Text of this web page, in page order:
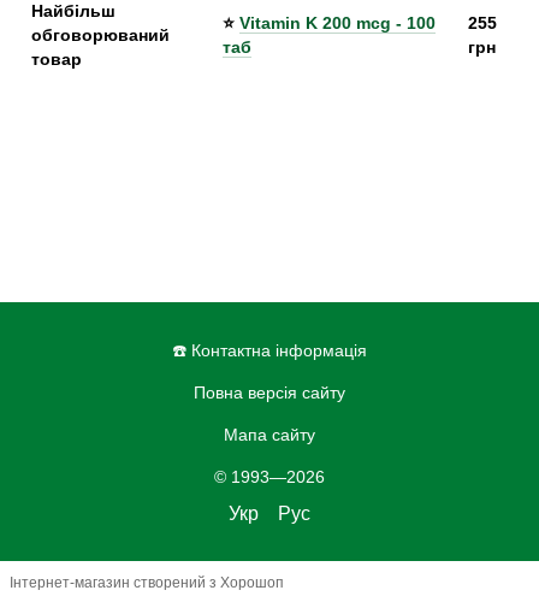
Найбільш
обговорюваний
товар
⭐ Vitamin K 200 mcg - 100
таб
255
грн
☎️ Контактна інформація
Повна версія сайту
Мапа сайту
© 1993—2026
Укр Рус
Інтернет-магазин створений з Хорошоп